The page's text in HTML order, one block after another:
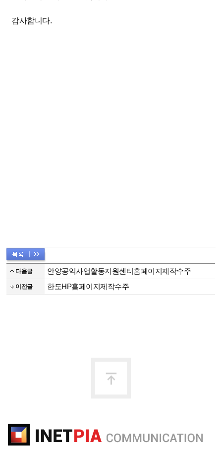
감사합니다.
다음글 안양공익사업활동지원센터홈페이지제작수주
이전글 한도HP홈페이지제작수주
로